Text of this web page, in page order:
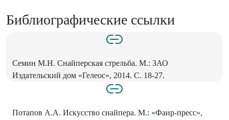
Библиографические ссылки
Семин М.Н. Снайперская стрельба. М.: ЗАО
Издательский дом «Гелеос», 2014. С. 18-27.
Потапов А.А. Искусство снайпера. М.: «Фаир-пресс»,